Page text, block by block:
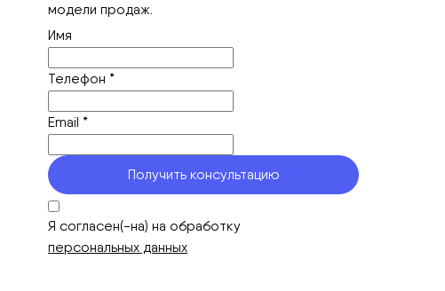
модели продаж.
Имя
Телефон *
Email *
Получить консультацию
Я согласен(-на) на обработку
персональных данных